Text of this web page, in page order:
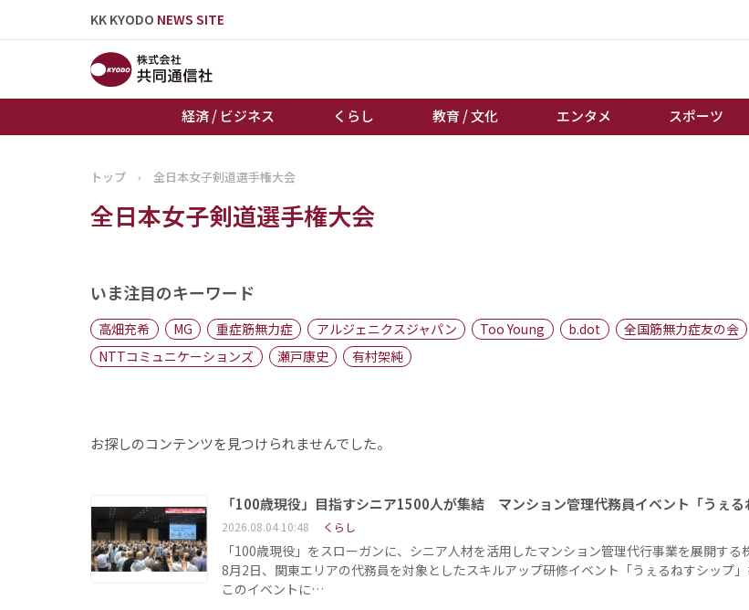
KK KYODO NEWS SITE
経済 / ビジネス くらし 教育 / 文化 エンタメ スポーツ
トップページ
お知らせ
地域
棋王戦
トップ › 全日本女子剣道選手権大会
全日本女子剣道選手権大会
いま注目のキーワード
高畑充希 MG 重症筋無力症 アルジェニクスジャパン Too Young b.dot 全国筋無力症友の会
NTTコミュニケーションズ
瀬戸康史
有村架純
お探しのコンテンツを見つけられませんでした。
「100歳現役」目指すシニア1500人が集結 マンション管理代務員イベント「うぇる
2026.08.04 10:48 くらし
「100歳現役」をスローガンに、シニア人材を活用したマンション管理代行事業を展開する
8月2日、関東エリアの代務員を対象としたスキルアップ研修イベント「うぇるねすシップ」
このイベントに…